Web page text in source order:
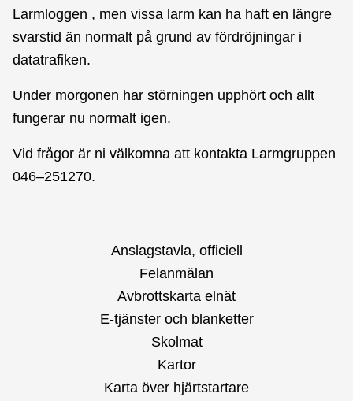
Larmloggen , men vissa larm kan ha haft en längre
svarstid än normalt på grund av fördröjningar i
datatrafiken.
Under morgonen har störningen upphört och allt
fungerar nu normalt igen.
Vid frågor är ni välkomna att kontakta Larmgruppen
046–251270.
Anslagstavla, officiell
Felanmälan
Avbrottskarta elnät
E-tjänster och blanketter
Skolmat
Kartor
Karta över hjärtstartare